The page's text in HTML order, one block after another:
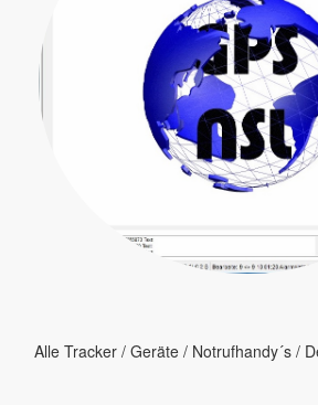
Alle Tracker / Geräte / Notrufhandy´s /